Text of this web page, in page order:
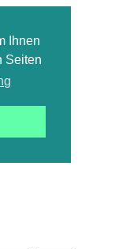
Ihnen
Seiten